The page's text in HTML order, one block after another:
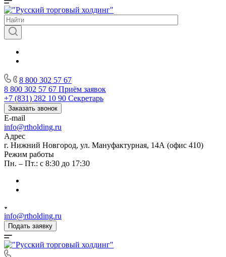
8 800 302 57 67
8 800 302 57 67 Приём заявок
+7 (831) 282 10 90 Секретарь
Заказать звонок
E-mail
info@rtholding.ru
Адрес
г. Нижний Новгород, ул. Мануфактурная, 14А (офис 410)
Режим работы
Пн. – Пт.: с 8:30 до 17:30
info@rtholding.ru
Подать заявку